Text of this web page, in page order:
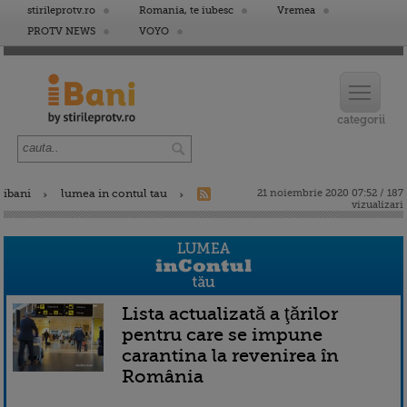
stirileprotv.ro Romania, te iubesc
Vremea
PROTV NEWS
VOYO
ibani lumea in contul tau
21 noiembrie 2020 07:52 / 187
vizualizari
Lista actualizată a ţărilor
pentru care se impune
carantina la revenirea în
România